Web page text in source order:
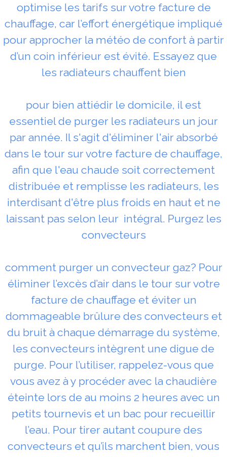
optimise les tarifs sur votre facture de
chauffage, car l’effort énergétique impliqué
pour approcher la météo de confort à partir
d’un coin inférieur est évité. Essayez que
les radiateurs chauffent bien
pour bien attiédir le domicile, il est
essentiel de purger les radiateurs un jour
par année. Il s'agit d'éliminer l'air absorbé
dans le tour sur votre facture de chauffage,
afin que l'eau chaude soit correctement
distribuée et remplisse les radiateurs, les
interdisant d'être plus froids en haut et ne
laissant pas selon leur intégral. Purgez les
convecteurs
comment purger un convecteur gaz? Pour
éliminer l’excès d’air dans le tour sur votre
facture de chauffage et éviter un
dommageable brûlure des convecteurs et
du bruit à chaque démarrage du système,
les convecteurs intègrent une digue de
purge. Pour l’utiliser, rappelez-vous que
vous avez à y procéder avec la chaudière
éteinte lors de au moins 2 heures avec un
petits tournevis et un bac pour recueillir
l’eau. Pour tirer autant coupure des
convecteurs et qu’ils marchent bien, vous